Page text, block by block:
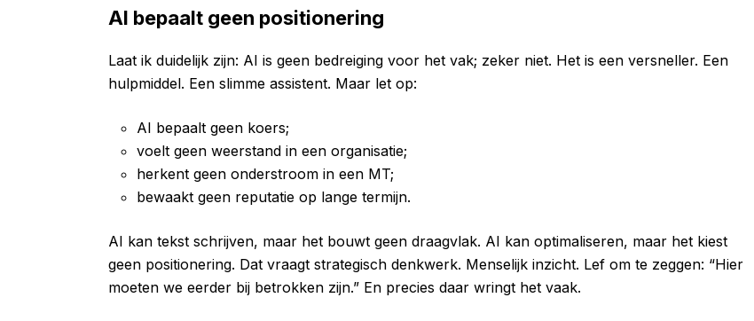
AI bepaalt geen positionering
Laat ik duidelijk zijn: AI is geen bedreiging voor het vak; zeker niet. Het is een versneller. Een
hulpmiddel. Een slimme assistent. Maar let op:
AI bepaalt geen koers;
voelt geen weerstand in een organisatie;
herkent geen onderstroom in een MT;
bewaakt geen reputatie op lange termijn.
AI kan tekst schrijven, maar het bouwt geen draagvlak. AI kan optimaliseren, maar het kiest
geen positionering. Dat vraagt strategisch denkwerk. Menselijk inzicht. Lef om te zeggen: “Hier
moeten we eerder bij betrokken zijn.” En precies daar wringt het vaak.